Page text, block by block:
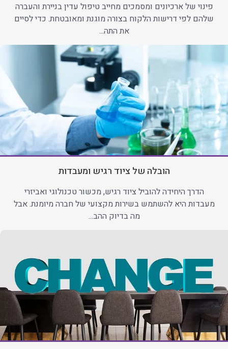
פינוי של ארכיונים ומסמכים מחייב טיפול עדין בניירת והעברה
שלהם לפי דרישות הלקוח בצורה מוגנת ומאובטחת. כדי לסיים
את התה...
הובלה של ציוד רגיש ומעבדות
הדרך היחידה להוביל ציוד רגיש, מכשור טכנולוגי ואביזרי
מעבדות היא להשתמש בשירות מקצועי של חברה מיומנת. אבל
מה בדיוק ההב...